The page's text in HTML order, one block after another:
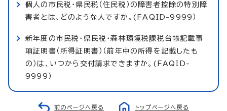
個人の市民税・県民税（住民税）の障害者控除の特別障
害者とは、どのような人ですか。(FAQID-9999）
新年度の市民税・県民税・森林環境税課税台帳記載事
項証明書（所得証明書）（前年中の所得を記載したも
の）は、いつから交付請求できますか。(FAQID-
9999）
前のページへ戻る トップページへ戻る